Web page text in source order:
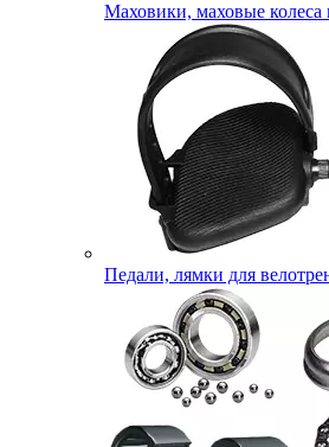
Маховики, маховые колеса
Педали, лямки для